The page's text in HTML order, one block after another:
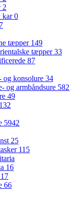
2
kar0
7
tæpper 149
tæpper33
87
og konsolure 34
og armbåndsure 582
49
132
5942
25
115
16
17
66